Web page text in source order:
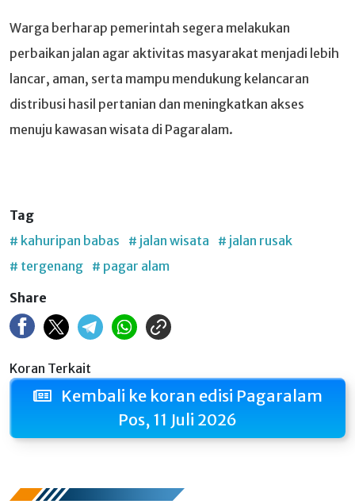
Warga berharap pemerintah segera melakukan
perbaikan jalan agar aktivitas masyarakat menjadi lebih
lancar, aman, serta mampu mendukung kelancaran
distribusi hasil pertanian dan meningkatkan akses
menuju kawasan wisata di Pagaralam.
Tag
# kahuripan babas
# jalan wisata
# jalan rusak
# tergenang # pagar alam
Share
Koran Terkait
Kembali ke koran edisi Pagaralam
Pos, 11 Juli 2026